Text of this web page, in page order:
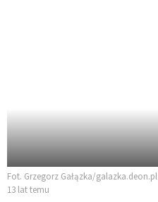
Fot. Grzegorz Gałązka/galazka.deon.pl
13 lat temu